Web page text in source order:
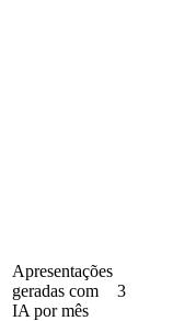
Apresentações
geradas com
IA por mês
3